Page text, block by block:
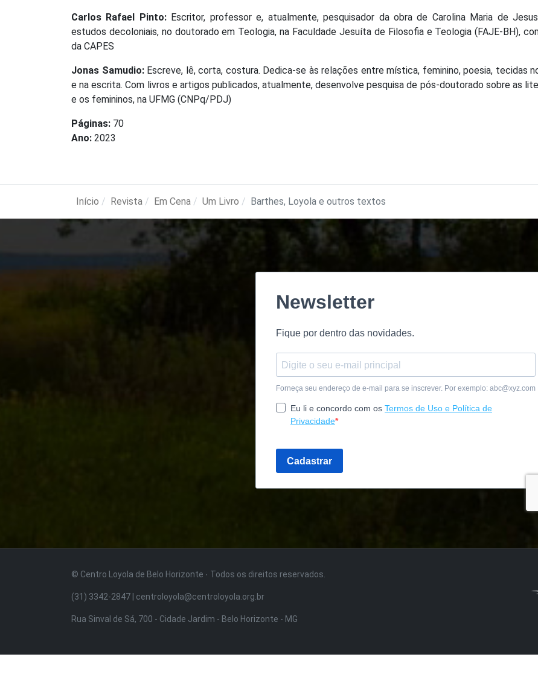
Carlos Rafael Pinto:Escritor, professor e, atualmente, pesquisador da obra de Carolina Maria de
estudos decoloniais, no doutorado em Teologia, na Faculdade Jesuíta de Filosofia e Teologia (FAJE-BH),
da CAPES
Jonas Samudio:Escreve, lê, corta, costura. Dedica-se às relações entre mística, feminino, poesia, tecidas
e na escrita. Com livros e artigos publicados, atualmente, desenvolve pesquisa de pós-doutorado sobre as
e os femininos, na UFMG (CNPq/PDJ)
Páginas: 70
Ano: 2023
Início Revista Em Cena Um Livro Barthes, Loyola e outros textos
© Centro Loyola de Belo Horizonte · Todos os direitos reservados.
(31) 3342-2847 | centroloyola@centroloyola.org.br
Rua Sinval de Sá, 700 - Cidade Jardim - Belo Horizonte - MG